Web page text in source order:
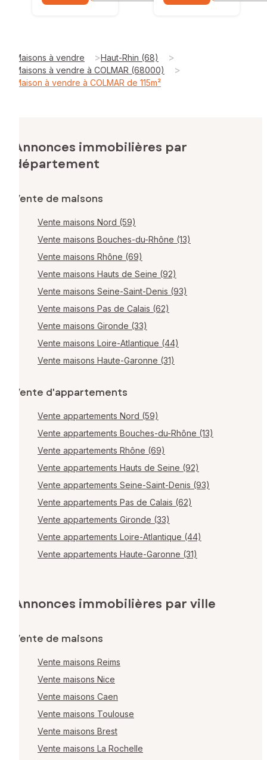
Maisons à vendre >Haut-Rhin (68) >
Maisons à vendre à COLMAR (68000) >
Maison à vendre à COLMAR de 115m²
Annonces immobilières par
département
Vente de maisons
Vente maisons Nord (59)
Vente maisons Bouches-du-Rhône (13)
Vente maisons Rhône (69)
Vente maisons Hauts de Seine (92)
Vente maisons Seine-Saint-Denis (93)
Vente maisons Pas de Calais (62)
Vente maisons Gironde (33)
Vente maisons Loire-Atlantique (44)
Vente maisons Haute-Garonne (31)
Vente d'appartements
Vente appartements Nord (59)
Vente appartements Bouches-du-Rhône (13)
Vente appartements Rhône (69)
Vente appartements Hauts de Seine (92)
Vente appartements Seine-Saint-Denis (93)
Vente appartements Pas de Calais (62)
Vente appartements Gironde (33)
Vente appartements Loire-Atlantique (44)
Vente appartements Haute-Garonne (31)
Annonces immobilières par ville
Vente de maisons
Vente maisons Reims
Vente maisons Nice
Vente maisons Caen
Vente maisons Toulouse
Vente maisons Brest
Vente maisons La Rochelle